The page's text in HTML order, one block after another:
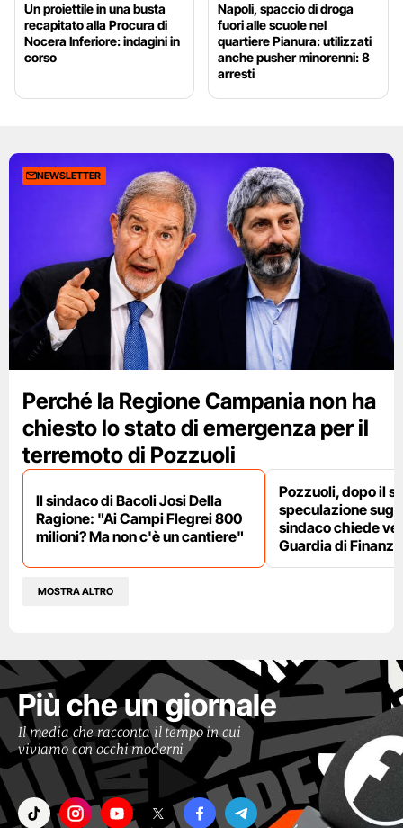
Un proiettile in una busta
recapitato alla Procura di
Nocera Inferiore: indagini in
corso
Napoli, spaccio di droga
fuori alle scuole nel
quartiere Pianura: utilizzati
anche pusher minorenni: 8
arresti
NEWSLETTER
Perché la Regione Campania non ha
chiesto lo stato di emergenza per il
terremoto di Pozzuoli
Il sindaco di Bacoli Josi Della
Ragione: "Ai Campi Flegrei 800
milioni? Ma non c'è un cantiere"
Pozzuoli, dopo il
speculazione
sindaco chiede
Guardia di Finanza
MOSTRA ALTRO
Più che un giornale
Il media che racconta il tempo in cui
viviamo con occhi moderni